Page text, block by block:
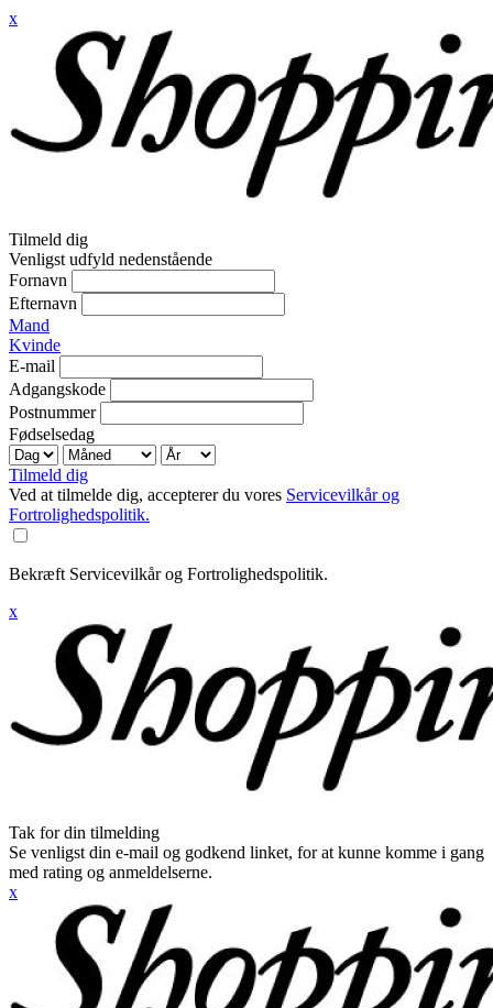
x
Tilmeld dig
Venligst udfyld nedenstående
Fornavn
Efternavn
Mand
Kvinde
E-mail
Adgangskode
Postnummer
Fødselsedag
Tilmeld dig
Ved at tilmelde dig, accepterer du vores Servicevilkår og
Fortrolighedspolitik.
Bekræft Servicevilkår og Fortrolighedspolitik.
x
Tak for din tilmelding
Se venligst din e-mail og godkend linket, for at kunne komme i gang
med rating og anmeldelserne.
x